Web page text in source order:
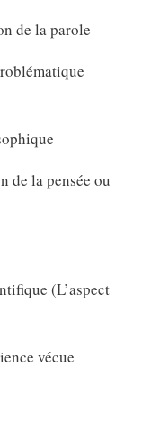
de la parole
de la pensée ou
(L’aspect
vécue